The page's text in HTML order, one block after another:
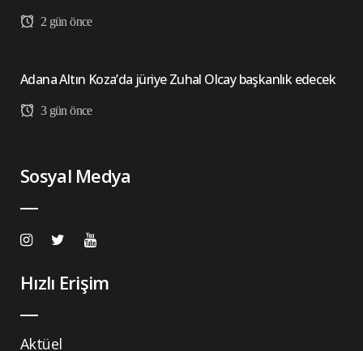
2 gün önce
Adana Altın Koza’da jüriye Zuhal Olcay başkanlık edecek
3 gün önce
Sosyal Medya
Hızlı Erişim
Aktüel